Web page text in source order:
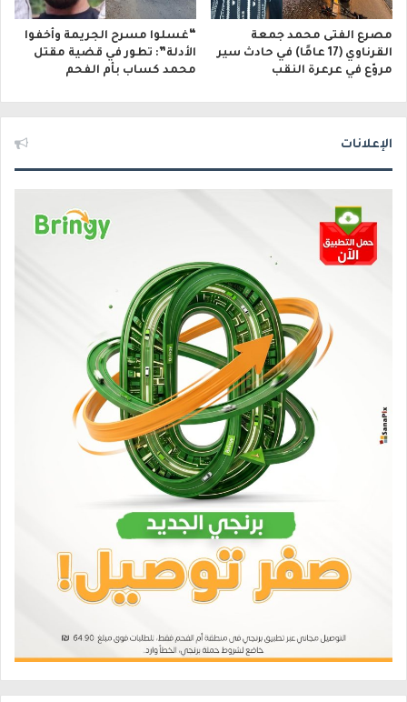
مصرع الفتى محمد جمعة
القرناوي (17 عامًا) في حادث سير
مروّع في عرعرة النقب
“غسلوا مسرح الجريمة وأخفوا
الأدلة”: تطور في قضية مقتل
محمد كساب بأم الفحم
الإعلانات